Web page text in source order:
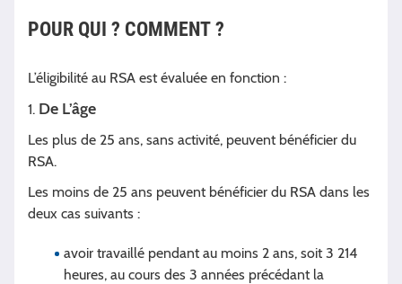
POUR QUI ? COMMENT ?
L’éligibilité au RSA est évaluée en fonc­tion :
1. De L’âge
Les plus de 25 ans, sans activité, peuvent bénéficier du
RSA.
Les moins de 25 ans peuvent bénéficier du RSA dans les
deux cas suivants :
avoir travaillé pendant au moins 2 ans, soit 3 214
heures, au cours des 3 années précédant la